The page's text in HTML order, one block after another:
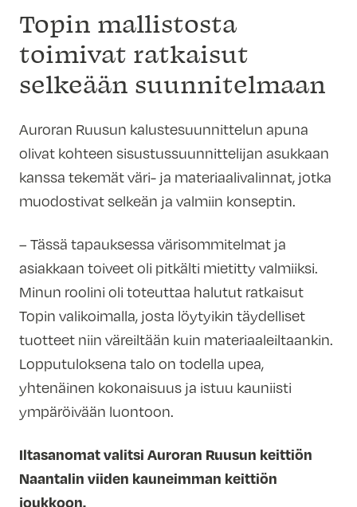
Topin mallistosta
toimivat ratkaisut
selkeään suunnitelmaan
Auroran Ruusun kalustesuunnittelun apuna
olivat kohteen sisustussuunnittelijan asukkaan
kanssa tekemät väri- ja materiaalivalinnat, jotka
muodostivat selkeän ja valmiin konseptin.
– Tässä tapauksessa värisommitelmat ja
asiakkaan toiveet oli pitkälti mietitty valmiiksi.
Minun roolini oli toteuttaa halutut ratkaisut
Topin valikoimalla, josta löytyikin täydelliset
tuotteet niin väreiltään kuin materiaaleiltaankin.
Lopputuloksena talo on todella upea,
yhtenäinen kokonaisuus ja istuu kauniisti
ympäröivään luontoon.
Iltasanomat valitsi Auroran Ruusun keittiön
Naantalin viiden kauneimman keittiön
joukkoon.